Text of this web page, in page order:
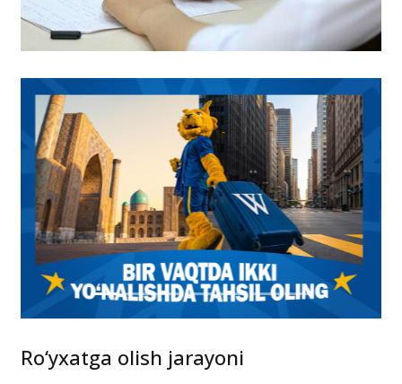
Ro‘yxatga olish jarayoni